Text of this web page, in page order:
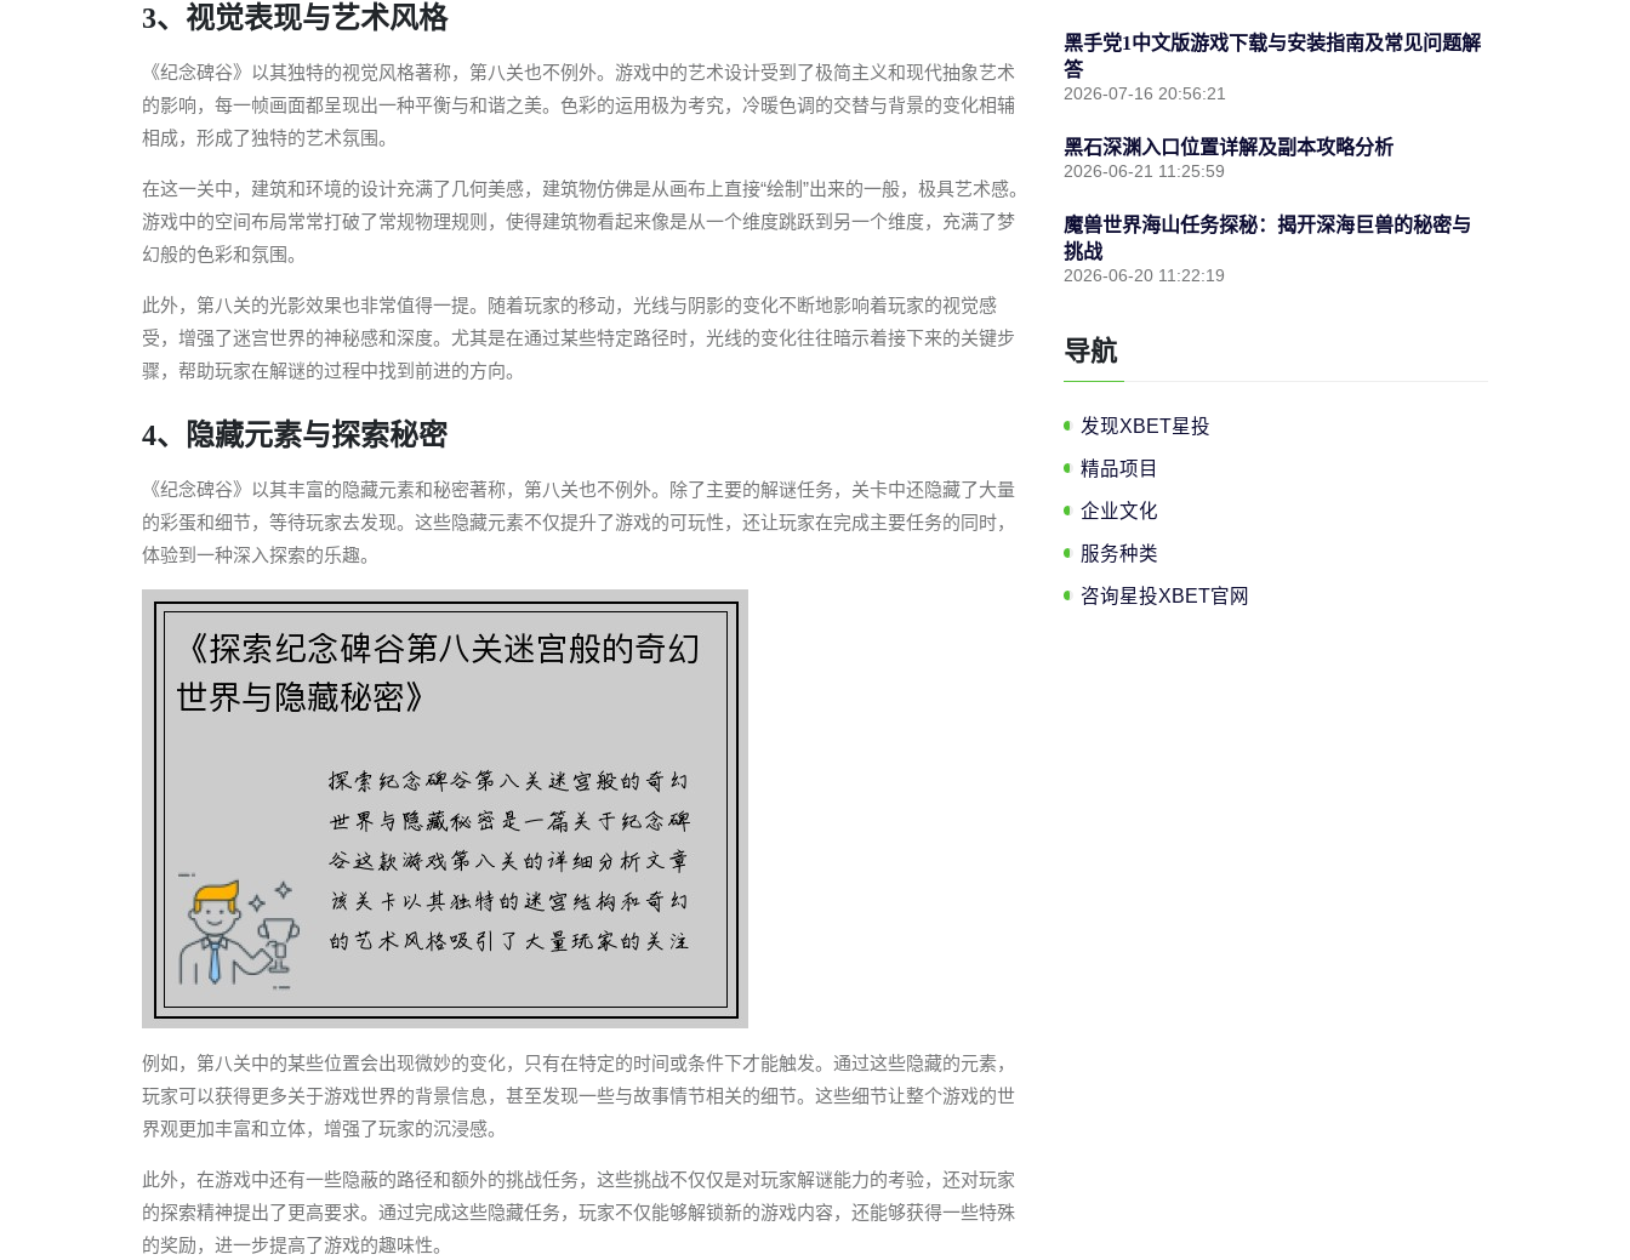
3、视觉表现与艺术风格
《纪念碑谷》以其独特的视觉风格著称，第八关也不例外。游戏中的艺术设计受到了极简主义和现代抽象艺术
的影响，每一帧画面都呈现出一种平衡与和谐之美。色彩的运用极为考究，冷暖色调的交替与背景的变化相辅
相成，形成了独特的艺术氛围。
在这一关中，建筑和环境的设计充满了几何美感，建筑物仿佛是从画布上直接“绘制”出来的一般，极具艺术感。
游戏中的空间布局常常打破了常规物理规则，使得建筑物看起来像是从一个维度跳跃到另一个维度，充满了梦
幻般的色彩和氛围。
此外，第八关的光影效果也非常值得一提。随着玩家的移动，光线与阴影的变化不断地影响着玩家的视觉感
受，增强了迷宫世界的神秘感和深度。尤其是在通过某些特定路径时，光线的变化往往暗示着接下来的关键步
骤，帮助玩家在解谜的过程中找到前进的方向。
4、隐藏元素与探索秘密
《纪念碑谷》以其丰富的隐藏元素和秘密著称，第八关也不例外。除了主要的解谜任务，关卡中还隐藏了大量
的彩蛋和细节，等待玩家去发现。这些隐藏元素不仅提升了游戏的可玩性，还让玩家在完成主要任务的同时，
体验到一种深入探索的乐趣。
例如，第八关中的某些位置会出现微妙的变化，只有在特定的时间或条件下才能触发。通过这些隐藏的元素，
玩家可以获得更多关于游戏世界的背景信息，甚至发现一些与故事情节相关的细节。这些细节让整个游戏的世
界观更加丰富和立体，增强了玩家的沉浸感。
此外，在游戏中还有一些隐蔽的路径和额外的挑战任务，这些挑战不仅仅是对玩家解谜能力的考验，还对玩家
的探索精神提出了更高要求。通过完成这些隐藏任务，玩家不仅能够解锁新的游戏内容，还能够获得一些特殊
的奖励，进一步提高了游戏的趣味性。
黑手党1中文版游戏下载与安装指南及常见问题解
答
2026-07-16 20:56:21
黑石深渊入口位置详解及副本攻略分析
2026-06-21 11:25:59
魔兽世界海山任务探秘：揭开深海巨兽的秘密与
挑战
2026-06-20 11:22:19
导航
发现XBET星投
精品项目
企业文化
服务种类
咨询星投XBET官网